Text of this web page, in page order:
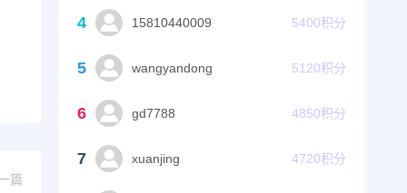
篇
4 15810440009 5400积分
5 wangyandong 5120积分
6 gd7788 4850积分
7 xuanjing 4720积分